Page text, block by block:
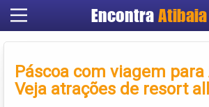
Encontra Atibaia
Cadastrar
Criar conta
Páscoa com viagem para
Veja atrações de resort